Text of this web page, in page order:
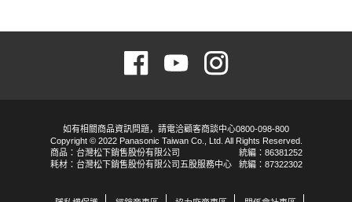
如有相關商品資訊問題，請電洽顧客商談中心0800-098-800
Copyright © 2022 Panasonic Taiwan Co., Ltd. All Rights Reserved.
商品：台灣松下銷售股份有限公司
耗材：台灣松下銷售股份有限公司五股服務中心
統編：86381252
統編：87322302